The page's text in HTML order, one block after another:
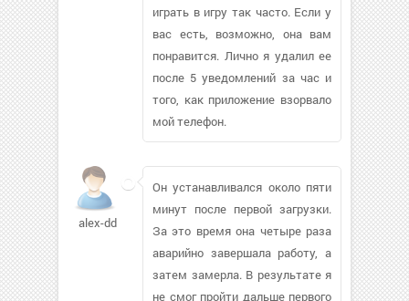
играть в игру так часто. Если у
вас есть, возможно, она вам
понравится. Лично я удалил ее
после 5 уведомлений за час и
того, как приложение взорвало
мой телефон.
alex-dd
Он устанавливался около пяти
минут после первой загрузки.
За это время она четыре раза
аварийно завершала работу, а
затем замерла. В результате я
не смог пройти дальше первого